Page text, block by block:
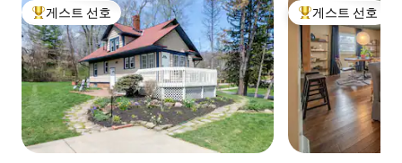
상위 게스트 선호
게스트 선호 상위 게스트 선호
게스트 선호